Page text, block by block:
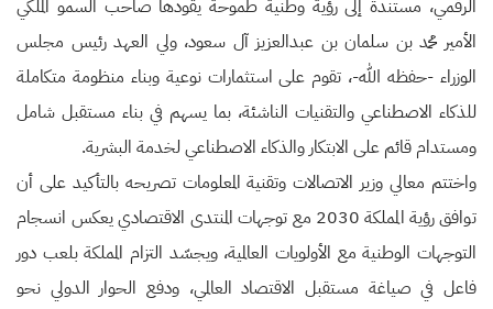
الرقمي، مستندة إلى رؤية وطنية طموحة يقودها صاحب السمو الملكي
الأمير محمد بن سلمان بن عبدالعزيز آل سعود، ولي العهد رئيس مجلس
الوزراء -حفظه الله-، تقوم على استثمارات نوعية وبناء منظومة متكاملة
للذكاء الاصطناعي والتقنيات الناشئة، بما يسهم في بناء مستقبل شامل
ومستدام قائم على الابتكار والذكاء الاصطناعي لخدمة البشرية.
واختتم معالي وزير الاتصالات وتقنية المعلومات تصريحه بالتأكيد على أن
توافق رؤية المملكة 2030 مع توجهات المنتدى الاقتصادي يعكس انسجام
التوجهات الوطنية مع الأولويات العالمية، ويجسّد التزام المملكة بلعب دور
فاعل في صياغة مستقبل الاقتصاد العالمي، ودفع الحوار الدولي نحو